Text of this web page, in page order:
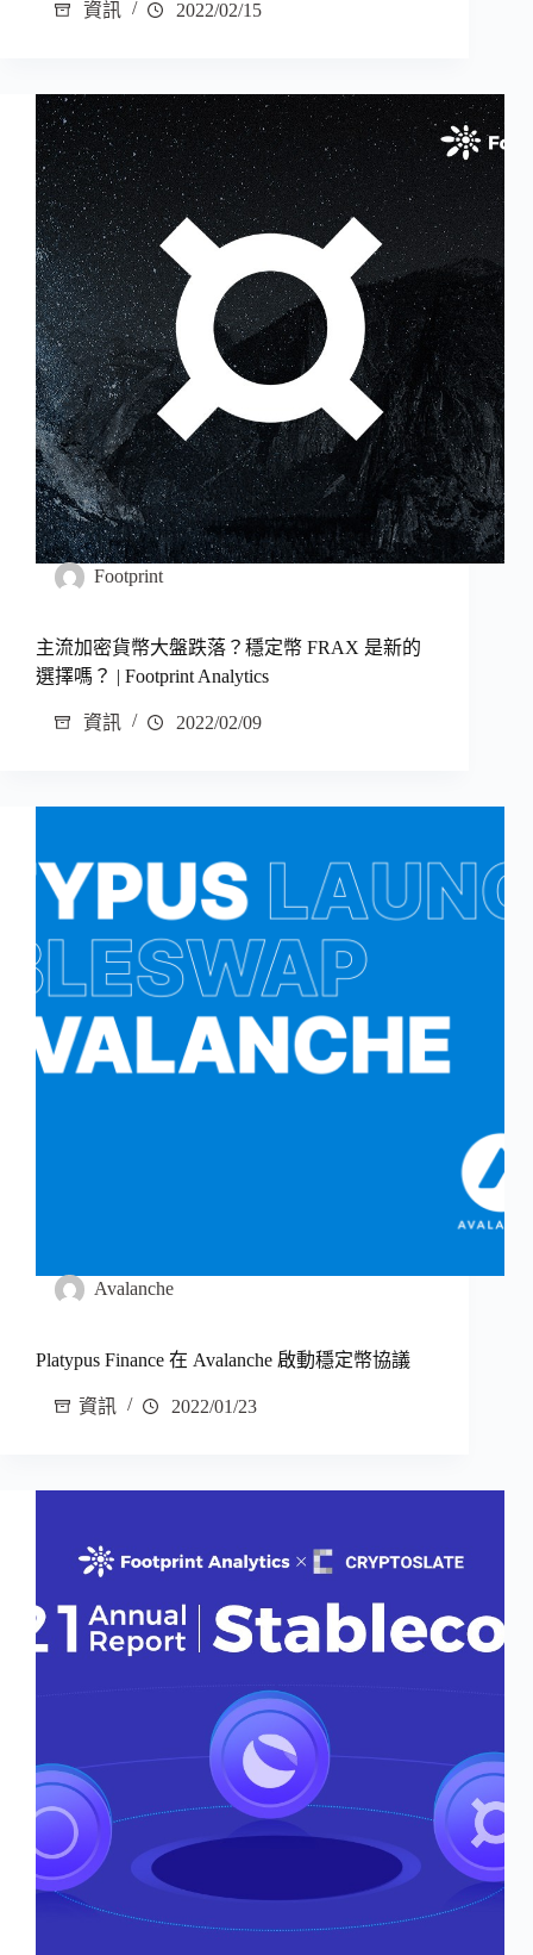
資訊 2022/02/15
Footprint
主流加密貨幣大盤跌落？穩定幣 FRAX 是新的
選擇嗎？ | Footprint Analytics
資訊 2022/02/09
Avalanche
Platypus Finance 在 Avalanche 啟動穩定幣協議
資訊 2022/01/23